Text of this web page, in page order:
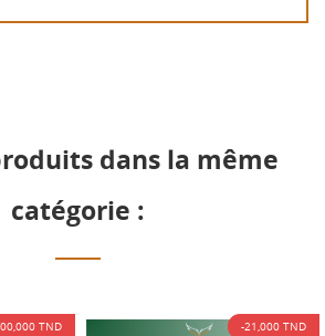
dans la même
catégorie :
-21,000 TND -